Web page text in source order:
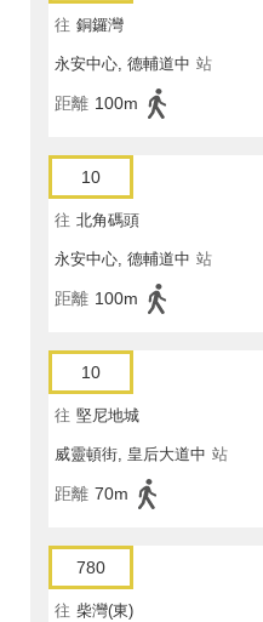
往 銅鑼灣
永安中心, 德輔道中 站
距離 100m
10
往 北角碼頭
永安中心, 德輔道中 站
距離 100m
10
往 堅尼地城
威靈頓街, 皇后大道中 站
距離 70m
780
往 柴灣(東)